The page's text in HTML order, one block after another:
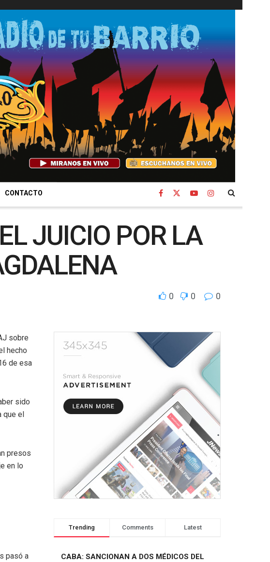
CONTACTO
JUICIO POR LA
0 0 0
sobre
hecho
de esa
sido
el
presos
en lo
pasó a
Trending Comments Latest
CABA: SANCIONAN A DOS MÉDICOS DEL